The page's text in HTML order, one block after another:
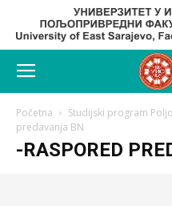
Početna Studijski program
predavanja BN
-RASPORED